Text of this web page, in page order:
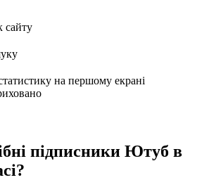
сайту
на першому екрані
підписники Ютуб в